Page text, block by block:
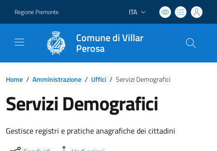
Regione Piemonte Lingua attiva:
ITA
Comune di Villar
Perosa
Home / Amministrazione / Uffici / Servizi Demografici
Servizi Demografici
Gestisce registri e pratiche anagrafiche dei cittadini